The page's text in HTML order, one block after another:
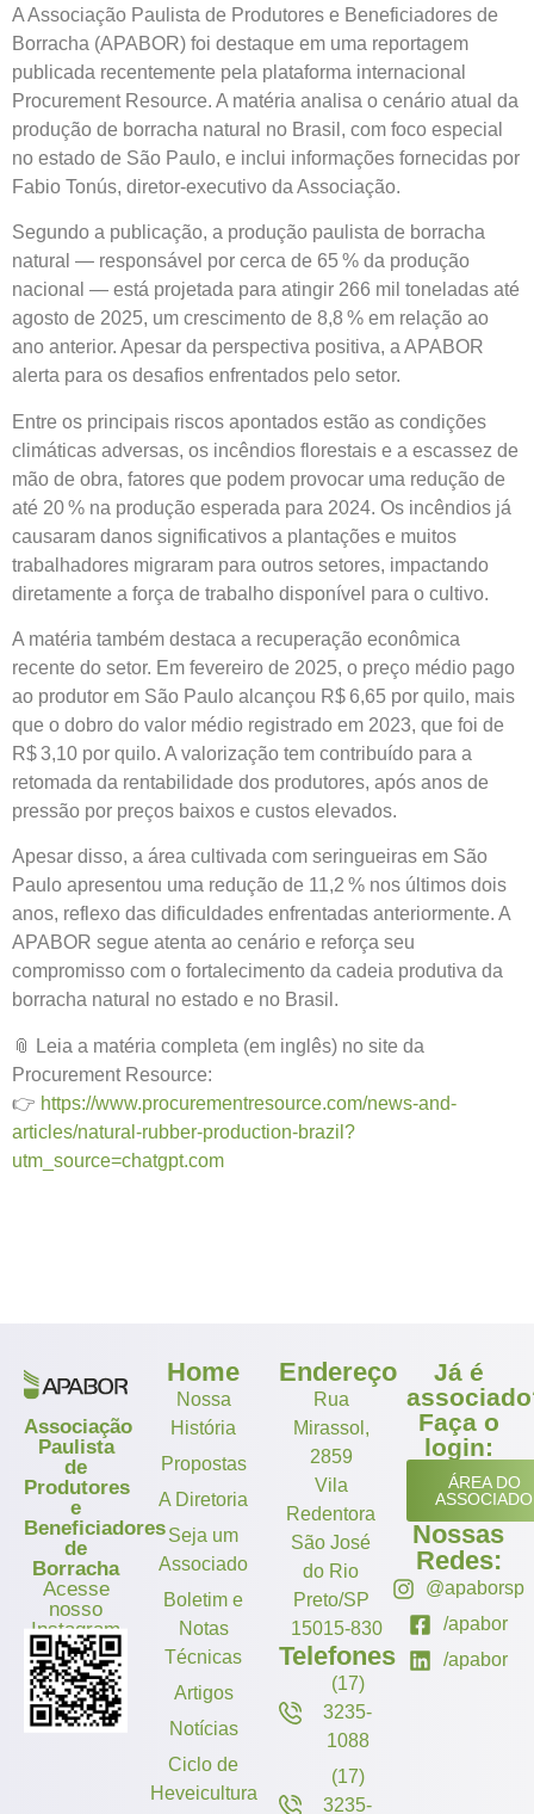
A Associação Paulista de Produtores e Beneficiadores de
Borracha (APABOR) foi destaque em uma reportagem
publicada recentemente pela plataforma internacional
Procurement Resource. A matéria analisa o cenário atual da
produção de borracha natural no Brasil, com foco especial
no estado de São Paulo, e inclui informações fornecidas por
Fabio Tonús, diretor-executivo da Associação.
Segundo a publicação, a produção paulista de borracha
natural — responsável por cerca de 65 % da produção
nacional — está projetada para atingir 266 mil toneladas até
agosto de 2025, um crescimento de 8,8 % em relação ao
ano anterior. Apesar da perspectiva positiva, a APABOR
alerta para os desafios enfrentados pelo setor.
Entre os principais riscos apontados estão as condições
climáticas adversas, os incêndios florestais e a escassez de
mão de obra, fatores que podem provocar uma redução de
até 20 % na produção esperada para 2024. Os incêndios já
causaram danos significativos a plantações e muitos
trabalhadores migraram para outros setores, impactando
diretamente a força de trabalho disponível para o cultivo.
A matéria também destaca a recuperação econômica
recente do setor. Em fevereiro de 2025, o preço médio pago
ao produtor em São Paulo alcançou R$ 6,65 por quilo, mais
que o dobro do valor médio registrado em 2023, que foi de
R$ 3,10 por quilo. A valorização tem contribuído para a
retomada da rentabilidade dos produtores, após anos de
pressão por preços baixos e custos elevados.
Apesar disso, a área cultivada com seringueiras em São
Paulo apresentou uma redução de 11,2 % nos últimos dois
anos, reflexo das dificuldades enfrentadas anteriormente. A
APABOR segue atenta ao cenário e reforça seu
compromisso com o fortalecimento da cadeia produtiva da
borracha natural no estado e no Brasil.
📎 Leia a matéria completa (em inglês) no site da
Procurement Resource:
👉 https://www.procurementresource.com/news-and-
articles/natural-rubber-production-brazil?
utm_source=chatgpt.com
Associação
Paulista
de
Produtores
e
Beneficiadores
de
Borracha
Acesse
nosso
Instagram
Home
Nossa
História
Propostas
A Diretoria
Seja um
Associado
Boletim e
Notas
Técnicas
Artigos
Notícias
Ciclo de
Heveicultura
Endereço
Rua
Mirassol,
2859
Vila
Redentora
São José
do Rio
Preto/SP
15015-830
Telefones
(17)
3235-
1088
(17)
3235-
Já é
Faça o
login:
ÁREA DO
ASSOCIADO
Nossas
Redes:
@apaborsp
/apabor
/apabor